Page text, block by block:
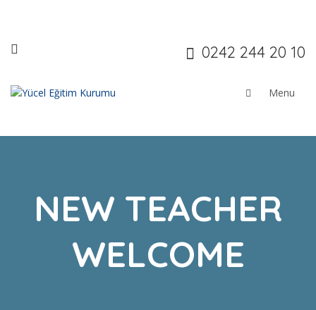
0242 244 20 10
NEW TEACHER
WELCOME